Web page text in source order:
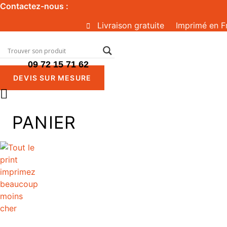
Aller
contenu
Contactez-nous :
Livraison gratuite
Imprimé en
09 72 15 71 62
DEVIS SUR MESURE
PANIER